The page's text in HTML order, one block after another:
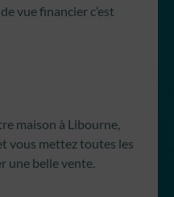
vue financier c’est
maison à Libourne,
vous mettez toutes les
une belle vente.